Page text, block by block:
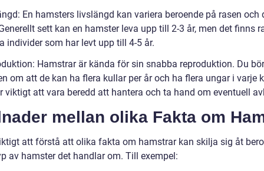
En hamsters livslängd kan variera beroende på rasen och
sett kan en hamster leva upp till 2-3 år, men det finns
individer som har levt upp till 4-5 år.
Hamstrar är kända för sin snabba reproduktion. Du
om att de kan ha flera kullar per år och ha flera ungar i varje
viktigt att vara beredd att hantera och ta hand om eventuell
mellan olika Fakta om
att förstå att olika fakta om hamstrar kan skilja sig åt
av hamster det handlar om. Till exempel: